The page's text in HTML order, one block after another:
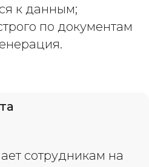
к данным;
по документам
сотрудникам на